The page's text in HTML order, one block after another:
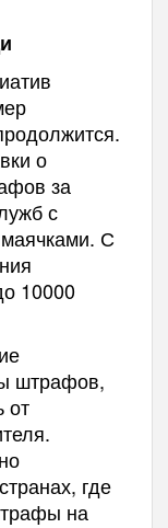
о
за
с
С
10000
штрафов,
от
где
на